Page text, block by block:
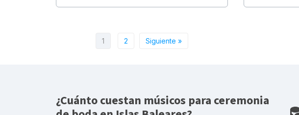
1 2 Siguiente »
¿Cuánto cuestan músicos para ceremonia